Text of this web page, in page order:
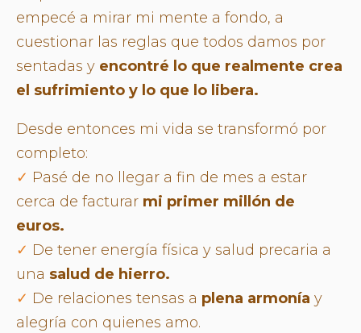
empecé a mirar mi mente a fondo, a
cuestionar las reglas que todos damos por
sentadas y encontré lo que realmente crea
el sufrimiento y lo que lo libera.
Desde entonces mi vida se transformó por
completo:
✓ Pasé de no llegar a fin de mes a estar
cerca de facturar mi primer millón de
euros.
✓ De tener energía física y salud precaria a
una salud de hierro.
✓ De relaciones tensas a plena armonía y
alegría con quienes amo.